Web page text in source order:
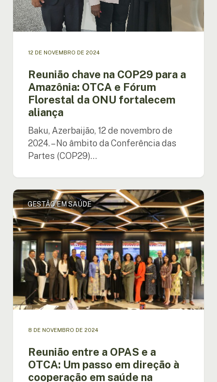
12 DE NOVEMBRO DE 2024
Reunião chave na COP29 para a
Amazônia: OTCA e Fórum
Florestal da ONU fortalecem
aliança
Baku, Azerbaijão, 12 de novembro de
2024. – No âmbito da Conferência das
Partes (COP29)…
Reunião
entre
a
OPAS
e
a
OTCA:
Um
passo
direção
à
Amazônia
GESTÃO EM SAÚDE
8 DE NOVEMBRO DE 2024
Reunião entre a OPAS e a
OTCA: Um passo em direção à
cooperação em saúde na